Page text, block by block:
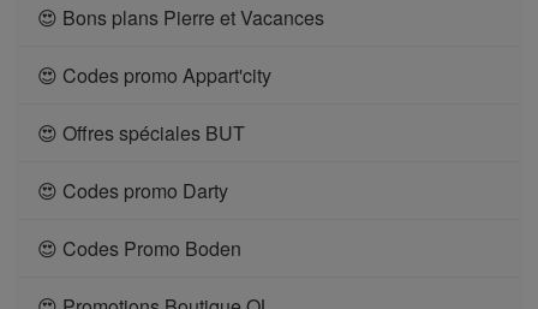
😍 Bons plans Pierre et Vacances
😍 Codes promo Appart'city
😍 Offres spéciales BUT
😍 Codes promo Darty
😍 Codes Promo Boden